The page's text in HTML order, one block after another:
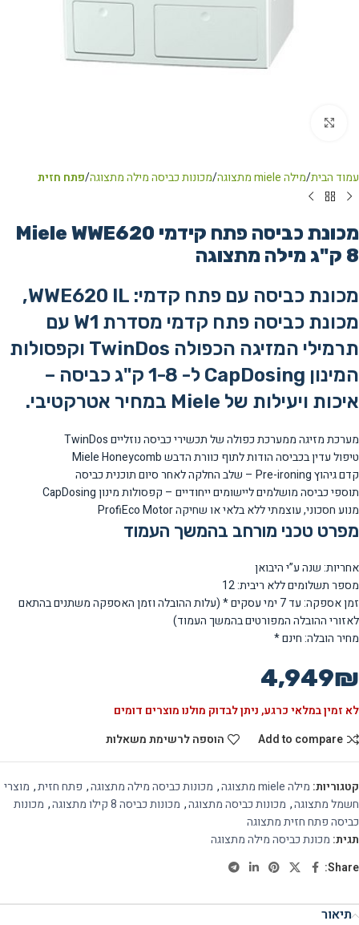
עמוד הבית מילה miele מתצוגה מכונות כביסה מילה מתצוגה פתח חזית
מכונת כביסה ‏פתח קידמי Miele WWE620
מכונת כביסה עם פתח קדמי: WWE620 IL,
מכונת כביסה פתח קדמי מסדרת W1 עם
תרמילי המזיגה הכפולה TwinDos וקפסולות
המינון CapDosing ל- 1-8 ק"ג כביסה –
איכות ויעילות של Miele במחיר אטרקטיבי.
מערכת מזיגה ממערכת כפולה של תכשירי כביסה נוזליים TwinDos
טיפול עדין בכביסה הודות לתוף כוורת הדבש Miele Honeycomb
קדם גיהוץ Pre-ironing – שלב החלקה לאחר סיום תוכנית כביסה
תוספי כביסה מושלמים ליישומים ייחודיים – קפסולות מינון CapDosing
מנוע חסכוני, עוצמתי ללא בלאי או שחיקה ProfiEco Motor
מפרט טכני מורחב בהמשך העמוד
אחריות: שנה ע”י היבואן
מספר תשלומים ללא ריבית: 12
זמן אספקה: עד 7 ימי עסקים * (עלות ההובלה וזמן האספקה משתנים בהתאם
לאזורי ההובלה המפורטים בהמשך העמוד)
מחיר הובלה: חינם *
4,949₪
לא זמין במלאי כרגע, ניתן לבדוק מולנו מוצרים דומים
Add to compare
הוספה לרשימת משאלות
קטגוריות: מילה miele מתצוגה , מכונות כביסה מילה מתצוגה, פתח חזית, מוצרי
חשמל מתצוגה, מכונות כביסה מתצוגה, מכונות כביסה 8 קילו מתצוגה , מכונות
כביסה פתח חזית מתצוגה
תגית: מכונת כביסה מילה מתצוגה
Share:
תיאור